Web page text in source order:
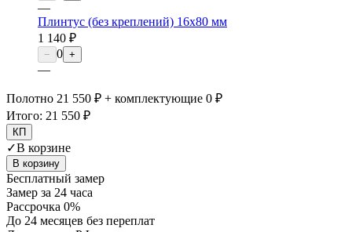
—
Плинтус (без креплений) 16х80 мм
1 140 ₽
− 0 +
—
Полотно 21 550 ₽ + комплектующие 0 ₽
Итого: 21 550 ₽
КП
✓В корзине
В корзину
Бесплатный замер
Замер за 24 часа
Рассрочка 0%
До 24 месяцев без переплат